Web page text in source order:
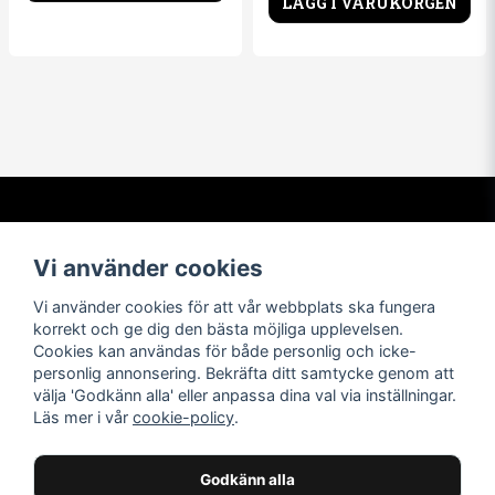
info@t-shirtbymail.com
Vi har varit i t-shirtbranschen
av högsta kvalitet till nöjda
kunder över hela världen.
Navigera
Leverans och retur
Följ oss
Instagram
Vi använder cookies
Vi använder cookies för att vår webbplats ska fungera
korrekt och ge dig den bästa möjliga upplevelsen.
Cookies kan användas för både personlig och icke-
personlig annonsering. Bekräfta ditt samtycke genom att
välja 'Godkänn alla' eller anpassa dina val via inställningar.
Läs mer i vår cookie-policy.
Godkänn alla